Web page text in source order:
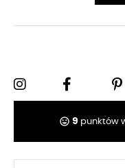
tag_faces 9 punktów